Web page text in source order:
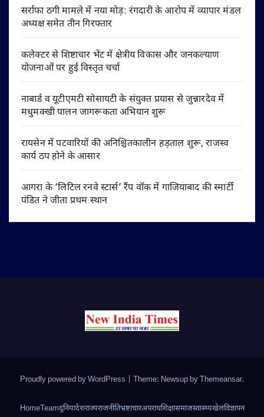
सर्राफा ठगी मामले में नया मोड़: रंगदारी के आरोप में व्यापार मंडल
अध्यक्ष समेत तीन गिरफ्तार
कलेक्टर से शिष्टाचार भेंट में क्षेत्रीय विकास और जनकल्याण
योजनाओं पर हुई विस्तृत चर्चा
नाबार्ड व यूटीएमटी सोसायटी के संयुक्त प्रयास से जुन्नारदेव में
मधुमक्खी पालन जागरूकता अभियान शुरू
रायसेन में पटवारियों की अनिश्चितकालीन हड़ताल शुरू, राजस्व
कार्य ठप होने के आसार
आगरा के ‘लिटिल रनवे स्टार्स’ रैंप वॉक में गाजियाबाद की स्मार्टी
पंडित ने जीता प्रथम स्थान
Proudly powered by WordPress Theme: Newsup byThemeansar.
HomeTeamदुनियादेशराज्यराजनीतिभ्रष्टाचारअपराधशिक्षासमाजस्वास्थ्यखेलविज्ञापन